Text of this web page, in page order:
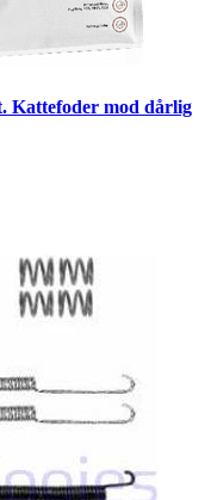
Kattefoder mod dårlig